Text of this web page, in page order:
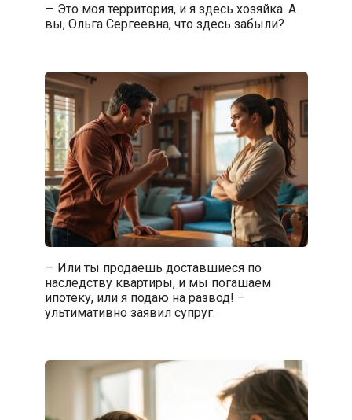
— Это моя территория, и я здесь хозяйка. А
вы, Ольга Сергеевна, что здесь забыли?
— Или ты продаешь доставшиеся по
наследству квартиры, и мы погашаем
ипотеку, или я подаю на развод! –
ультимативно заявил супруг.